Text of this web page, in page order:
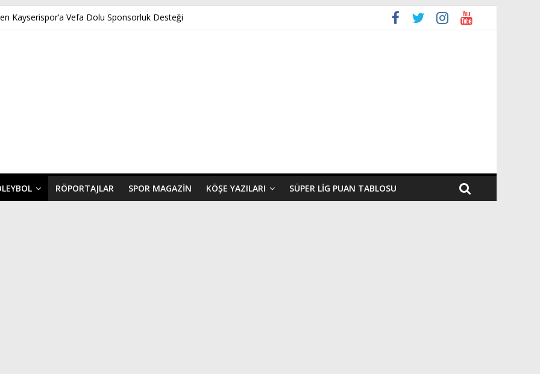
Kayserispor’a Vefa Dolu Sponsorluk Desteği
RÖPORTAJLAR SPOR MAGAZIN KÖŞE YAZILARI SÜPER LIG PUAN TABLOSU